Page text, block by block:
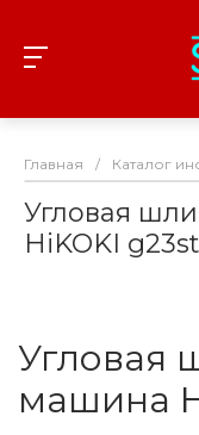
Главная / Каталог
Угловая
HiKOKI
Угловая
машина